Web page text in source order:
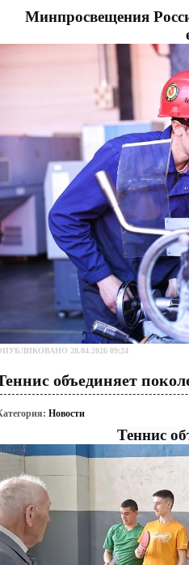
Минпросвещения
28.04.2026 09:24
объединяет
Новости
Теннис